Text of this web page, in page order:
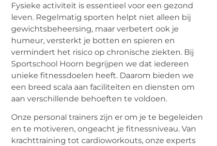
Fysieke activiteit is essentieel voor een gezond
leven. Regelmatig sporten helpt niet alleen bij
gewichtsbeheersing, maar verbetert ook je
humeur, versterkt je botten en spieren en
vermindert het risico op chronische ziekten. Bij
Sportschool Hoorn begrijpen we dat iedereen
unieke fitnessdoelen heeft. Daarom bieden we
een breed scala aan faciliteiten en diensten om
aan verschillende behoeften te voldoen.
Onze personal trainers zijn er om je te begeleiden
en te motiveren, ongeacht je fitnessniveau. Van
krachttraining tot cardioworkouts, onze experts